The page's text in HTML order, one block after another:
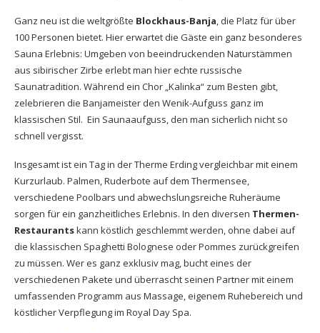
Ganz neu ist die weltgrößte Blockhaus-Banja, die Platz für über
100 Personen bietet. Hier erwartet die Gäste ein ganz besonderes
Sauna Erlebnis: Umgeben von beeindruckenden Naturstämmen
aus sibirischer Zirbe erlebt man hier echte russische
Saunatradition. Während ein Chor „Kalinka“ zum Besten gibt,
zelebrieren die Banjameister den Wenik-Aufguss ganz im
klassischen Stil. Ein Saunaaufguss, den man sicherlich nicht so
schnell vergisst.
Insgesamt ist ein Tag in der Therme Erding vergleichbar mit einem
Kurzurlaub. Palmen, Ruderbote auf dem Thermensee,
verschiedene Poolbars und abwechslungsreiche Ruheräume
sorgen für ein ganzheitliches Erlebnis. In den diversen Thermen-
Restaurantskann köstlich geschlemmt werden, ohne dabei auf
die klassischen Spaghetti Bolognese oder Pommes zurückgreifen
zu müssen. Wer es ganz exklusiv mag, bucht eines der
verschiedenen Pakete und überrascht seinen Partner mit einem
umfassenden Programm aus Massage, eigenem Ruhebereich und
köstlicher Verpflegung im Royal Day Spa.